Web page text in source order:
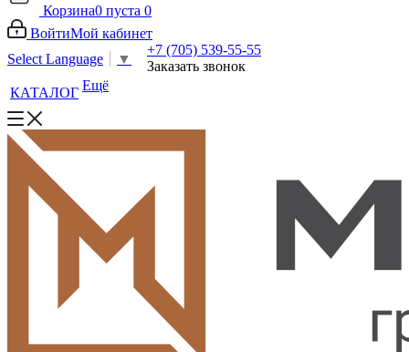
Корзина0 пуста 0
ВойтиМой кабинет
Select Language
▼
+7 (705) 539-55-55
Заказать звонок
КАТАЛОГ Ещё